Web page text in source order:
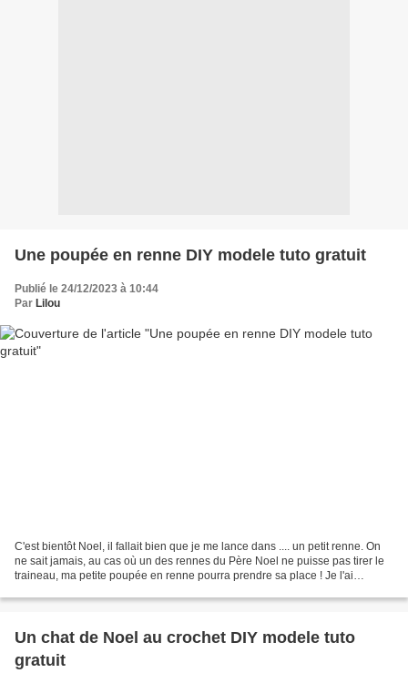
Une poupée en renne DIY modele tuto gratuit
Publié le 24/12/2023 à 10:44
Par Lilou
C'est bientôt Noel, il fallait bien que je me lance dans .... un petit renne. On
ne sait jamais, au cas où un des rennes du Père Noel ne puisse pas tirer le
traineau, ma petite poupée en renne pourra prendre sa place ! Je l'ai
Un chat de Noel au crochet DIY modele tuto
gratuit